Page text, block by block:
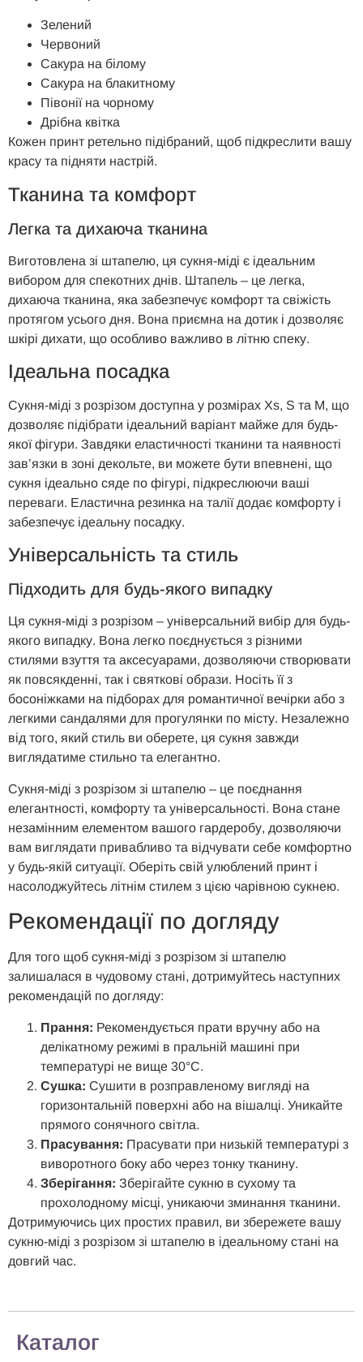
Зелений
Червоний
Сакура на білому
Сакура на блакитному
Півонії на чорному
Дрібна квітка
Кожен принт ретельно підібраний, щоб підкреслити вашу
красу та підняти настрій.
Тканина та комфорт
Легка та дихаюча тканина
Виготовлена зі штапелю, ця сукня-міді є ідеальним
вибором для спекотних днів. Штапель – це легка,
дихаюча тканина, яка забезпечує комфорт та свіжість
протягом усього дня. Вона приємна на дотик і дозволяє
шкірі дихати, що особливо важливо в літню спеку.
Ідеальна посадка
Сукня-міді з розрізом доступна у розмірах Xs, S та M, що
дозволяє підібрати ідеальний варіант майже для будь-
якої фігури. Завдяки еластичності тканини та наявності
зав’язки в зоні декольте, ви можете бути впевнені, що
сукня ідеально сяде по фігурі, підкреслюючи ваші
переваги. Еластична резинка на талії додає комфорту і
забезпечує ідеальну посадку.
Універсальність та стиль
Підходить для будь-якого випадку
Ця сукня-міді з розрізом – універсальний вибір для будь-
якого випадку. Вона легко поєднується з різними
стилями взуття та аксесуарами, дозволяючи створювати
як повсякденні, так і святкові образи. Носіть її з
босоніжками на підборах для романтичної вечірки або з
легкими сандалями для прогулянки по місту. Незалежно
від того, який стиль ви оберете, ця сукня завжди
виглядатиме стильно та елегантно.
Сукня-міді з розрізом зі штапелю – це поєднання
елегантності, комфорту та універсальності. Вона стане
незамінним елементом вашого гардеробу, дозволяючи
вам виглядати привабливо та відчувати себе комфортно
у будь-якій ситуації. Оберіть свій улюблений принт і
насолоджуйтесь літнім стилем з цією чарівною сукнею.
Рекомендації по догляду
Для того щоб сукня-міді з розрізом зі штапелю
залишалася в чудовому стані, дотримуйтесь наступних
рекомендацій по догляду:
Прання: Рекомендується прати вручну або на
делікатному режимі в пральній машині при
температурі не вище 30°C.
Сушка: Сушити в розправленому вигляді на
горизонтальній поверхні або на вішалці. Уникайте
прямого сонячного світла.
Прасування: Прасувати при низькій температурі з
виворотного боку або через тонку тканину.
Зберігання: Зберігайте сукню в сухому та
прохолодному місці, уникаючи зминання тканини.
Дотримуючись цих простих правил, ви збережете вашу
сукню-міді з розрізом зі штапелю в ідеальному стані на
довгий час.
Каталог